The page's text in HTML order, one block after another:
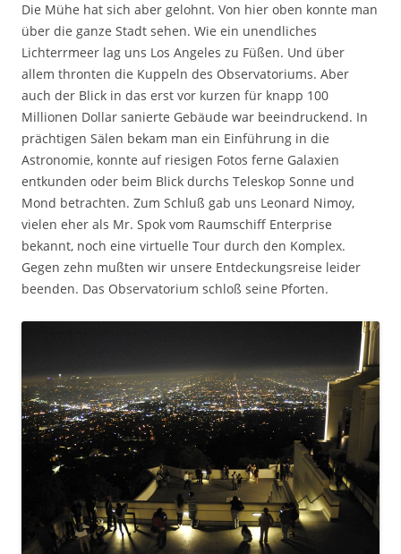
Die Mühe hat sich aber gelohnt. Von hier oben konnte man
über die ganze Stadt sehen. Wie ein unendliches
Lichterrmeer lag uns Los Angeles zu Füßen. Und über
allem thronten die Kuppeln des Observatoriums. Aber
auch der Blick in das erst vor kurzen für knapp 100
Millionen Dollar sanierte Gebäude war beeindruckend. In
prächtigen Sälen bekam man ein Einführung in die
Astronomie, konnte auf riesigen Fotos ferne Galaxien
entkunden oder beim Blick durchs Teleskop Sonne und
Mond betrachten. Zum Schluß gab uns Leonard Nimoy,
vielen eher als Mr. Spok vom Raumschiff Enterprise
bekannt, noch eine virtuelle Tour durch den Komplex.
Gegen zehn mußten wir unsere Entdeckungsreise leider
beenden. Das Observatorium schloß seine Pforten.